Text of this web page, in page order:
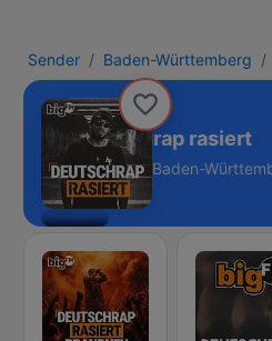
Sender Baden-Württemberg
bigFM Deutschrap rasiert
Baden-